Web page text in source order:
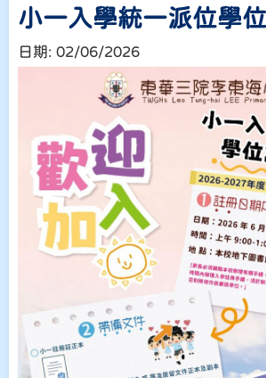
小一入學統一派位學
日期: 02/06/2026